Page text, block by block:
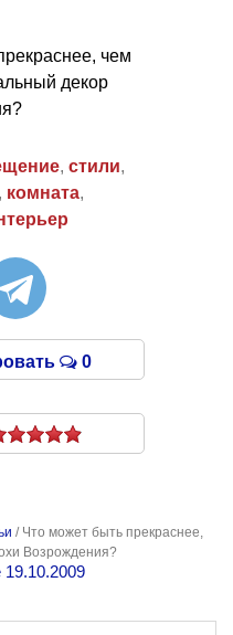
чем
декор
, стили,
комната,
0
/ Что может быть прекраснее,
Возрождения?
19.10.2009